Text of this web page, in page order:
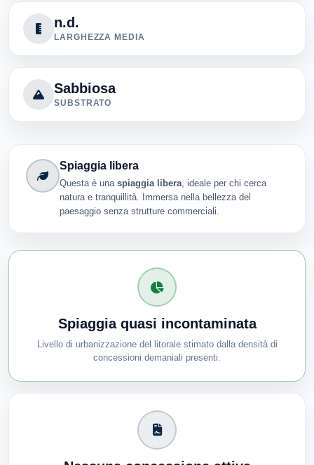
n.d.
LARGHEZZA MEDIA
Sabbiosa
SUBSTRATO
Spiaggia libera
Questa è una spiaggia libera, ideale per chi cerca
natura e tranquillità. Immersa nella bellezza del
paesaggio senza strutture commerciali.
Spiaggia quasi incontaminata
Livello di urbanizzazione del litorale stimato dalla densità di
concessioni demaniali presenti.